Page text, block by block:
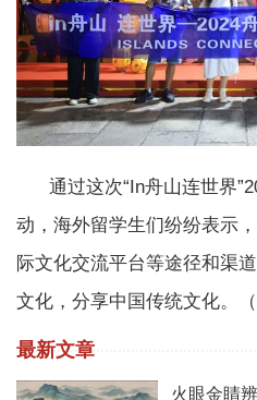
通过这次“In舟山连世界
动，海外留学生们纷纷表示
际文化交流平台等途径和渠
文化，分享中国传统文化。
最新文章
火眼金睛